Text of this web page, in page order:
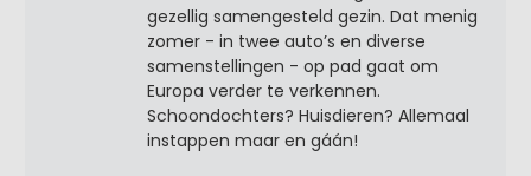
gezellig samengesteld gezin. Dat menig
zomer - in twee auto’s en diverse
samenstellingen - op pad gaat om
Europa verder te verkennen.
Schoondochters? Huisdieren? Allemaal
instappen maar en gáán!